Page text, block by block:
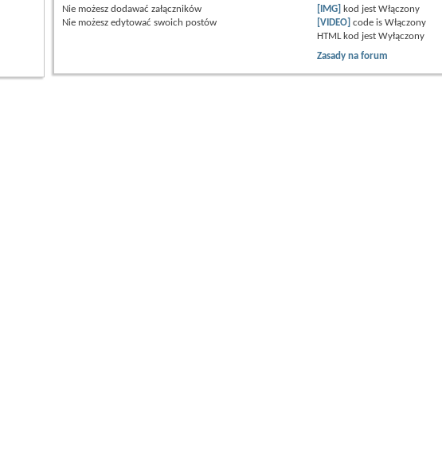
Nie możeszdodawać załączników
Nie możeszedytować swoich postów
[IMG] kod jestWłączony
[VIDEO] code isWłączony
HTML kod jestWyłączony
Zasady na forum